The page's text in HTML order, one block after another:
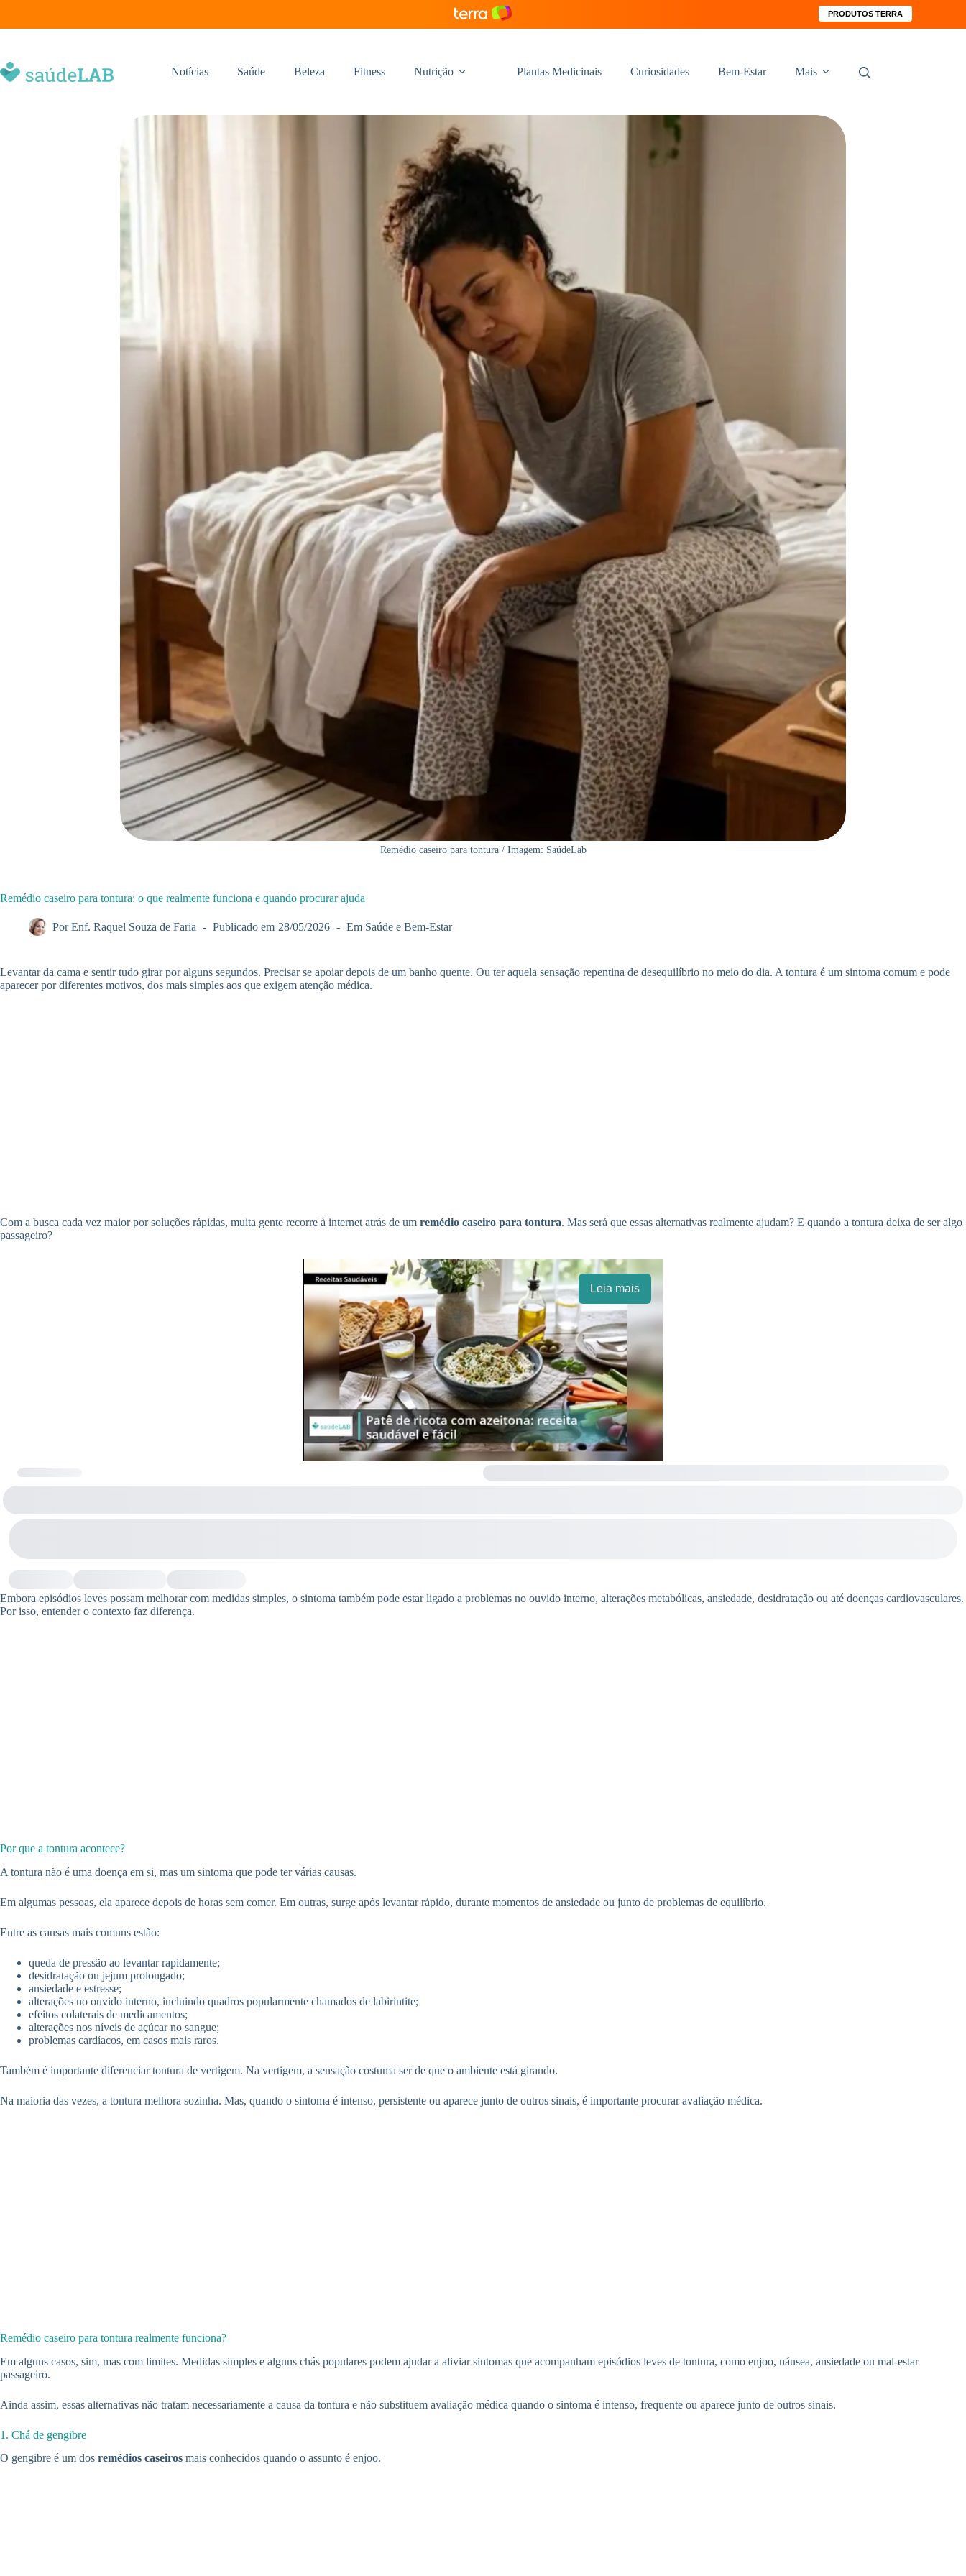
PRODUTOS TERRA
Notícias Saúde Beleza Fitness Nutrição Plantas Medicinais Curiosidades Bem-Estar Mais
Remédio caseiro para tontura / Imagem: SaúdeLab
Remédio caseiro para tontura: o que realmente funciona e quando procurar ajuda
Por Enf. Raquel Souza de Faria Publicado em 28/05/2026 Em Saúde e Bem-Estar
Levantar da cama e sentir tudo girar por alguns segundos. Precisar se apoiar depois de um banho quente. Ou ter aquela sensação repentina de desequilíbrio no meio do dia. A tontura é um sintoma comum e pode
aparecer por diferentes motivos, dos mais simples aos que exigem atenção médica.
Com a busca cada vez maior por soluções rápidas, muita gente recorre à internet atrás de um remédio caseiro para tontura. Mas será que essas alternativas realmente ajudam? E quando a tontura deixa de ser algo
passageiro?
Leia mais
Embora episódios leves possam melhorar com medidas simples, o sintoma também pode estar ligado a problemas no ouvido interno, alterações metabólicas, ansiedade, desidratação ou até doenças cardiovasculares.
Por isso, entender o contexto faz diferença.
Por que a tontura acontece?
A tontura não é uma doença em si, mas um sintoma que pode ter várias causas.
Em algumas pessoas, ela aparece depois de horas sem comer. Em outras, surge após levantar rápido, durante momentos de ansiedade ou junto de problemas de equilíbrio.
Entre as causas mais comuns estão:
queda de pressão ao levantar rapidamente;
desidratação ou jejum prolongado;
ansiedade e estresse;
alterações no ouvido interno, incluindo quadros popularmente chamados de labirintite;
efeitos colaterais de medicamentos;
alterações nos níveis de açúcar no sangue;
problemas cardíacos, em casos mais raros.
Também é importante diferenciar tontura de vertigem. Na vertigem, a sensação costuma ser de que o ambiente está girando.
Na maioria das vezes, a tontura melhora sozinha. Mas, quando o sintoma é intenso, persistente ou aparece junto de outros sinais, é importante procurar avaliação médica.
Remédio caseiro para tontura realmente funciona?
Em alguns casos, sim, mas com limites. Medidas simples e alguns chás populares podem ajudar a aliviar sintomas que acompanham episódios leves de tontura, como enjoo, náusea, ansiedade ou mal-estar
passageiro.
Ainda assim, essas alternativas não tratam necessariamente a causa da tontura e não substituem avaliação médica quando o sintoma é intenso, frequente ou aparece junto de outros sinais.
1. Chá de gengibre
O gengibre é um dos remédios caseiros mais conhecidos quando o assunto é enjoo.